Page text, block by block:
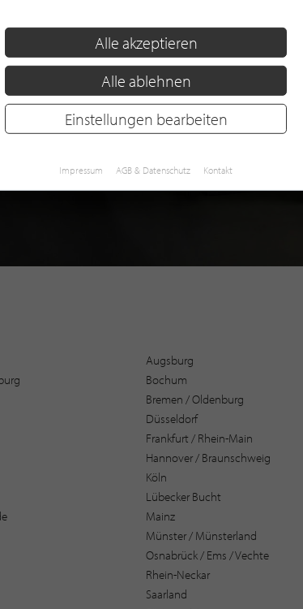
GRATIS
Augsburg
Bochum
Bremen / Oldenburg
Düsseldorf
Frankfurt / Rhein-Main
Hannover / Braunschweig
Köln
Lübecker Bucht
Mainz
Münster / Münsterland
Osnabrück / Ems / Vechte
Rhein-Neckar
Saarland
Alle akzeptieren
Alle ablehnen
Einstellungen bearbeiten
Impressum AGB & Datenschutz Kontakt